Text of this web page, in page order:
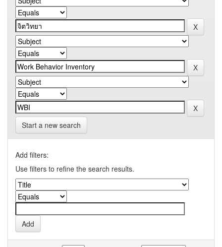
Start a new search
Add filters:
Use filters to refine the search results.